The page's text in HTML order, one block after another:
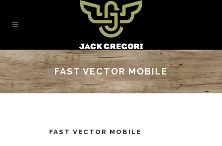
FAST VECTOR MOBILE
FAST VECTOR MOBILE